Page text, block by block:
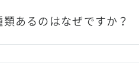
あるのはなぜですか？